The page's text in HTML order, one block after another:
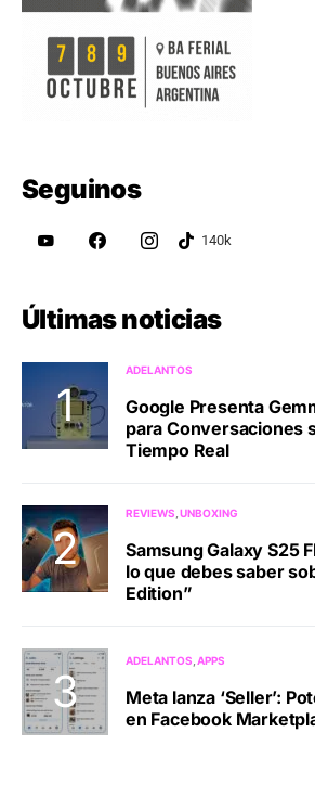
Seguinos
Últimas noticias
ADELANTOS
Google Presenta
para Conversaciones
Tiempo Real
REVIEWS UNBOXING
Samsung Galaxy S25
lo que debes saber
Edition”
ADELANTOS APPS
Meta lanza ‘Seller’:
en Facebook